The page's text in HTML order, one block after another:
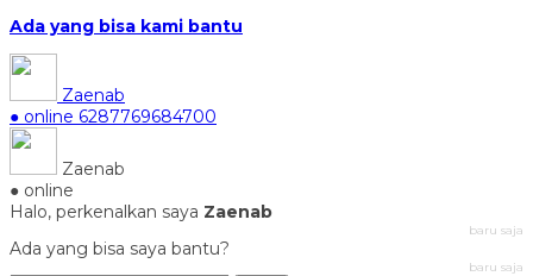
Ada yang bisa kami bantu
Zaenab
● online 6287769684700
Zaenab
● online
Halo, perkenalkan saya Zaenab
baru saja
Ada yang bisa saya bantu?
baru saja